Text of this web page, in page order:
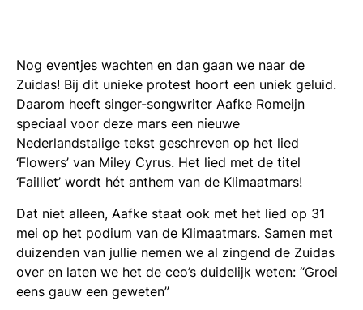
Nog eventjes wachten en dan gaan we naar de
Zuidas! Bij dit unieke protest hoort een uniek geluid.
Daarom heeft singer-songwriter Aafke Romeijn
speciaal voor deze mars een nieuwe
Nederlandstalige tekst geschreven op het lied
‘Flowers’ van Miley Cyrus. Het lied met de titel
‘Failliet’ wordt hét anthem van de Klimaatmars!
Dat niet alleen, Aafke staat ook met het lied op 31
mei op het podium van de Klimaatmars. Samen met
duizenden van jullie nemen we al zingend de Zuidas
over en laten we het de ceo’s duidelijk weten: “Groei
eens gauw een geweten”